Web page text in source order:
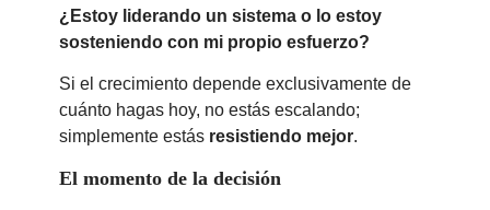
¿Estoy liderando un sistema o lo estoy
sosteniendo con mi propio esfuerzo?
Si el crecimiento depende exclusivamente de
cuánto hagas hoy, no estás escalando;
simplemente estás resistiendo mejor.
El momento de la decisión